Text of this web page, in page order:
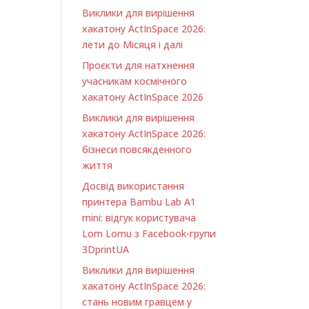
Виклики для вирішення
хакатону ActInSpace 2026:
лети до Місяця і далі
Проєкти для натхнення
учасникам космічного
хакатону ActInSpace 2026
Виклики для вирішення
хакатону ActInSpace 2026:
бізнеси повсякденного
життя
Досвід використання
принтера Bambu Lab A1
minі: відгук користувача
Lom Lomu з Facebook-групи
3DprintUA
Виклики для вирішення
хакатону ActInSpace 2026:
стань новим гравцем у